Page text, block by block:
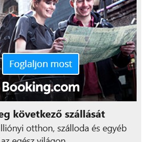
helyett a mobil verziót futtatja.
semmi ok, hiszen a jövőre
10 egyesíti a két világot.